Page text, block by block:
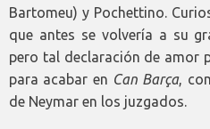
Bartomeu) y Pochettino.
que antes se volvería a su
pero tal declaración de amor
para acabar en Can Barça,
de Neymar en los juzgados.